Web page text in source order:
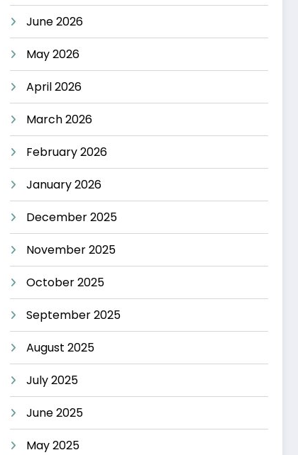
June 2026
May 2026
April 2026
March 2026
February 2026
January 2026
December 2025
November 2025
October 2025
September 2025
August 2025
July 2025
June 2025
May 2025